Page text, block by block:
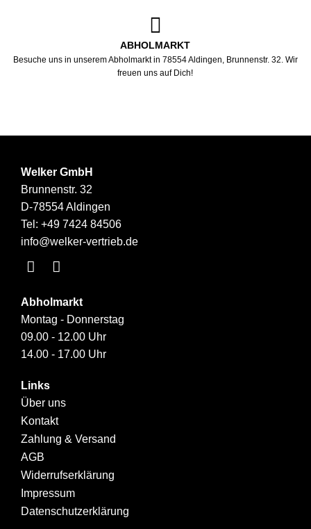
ABHOLMARKT
Besuche uns in unserem Abholmarkt in 78554 Aldingen, Brunnenstr. 32. Wir
freuen uns auf Dich!
Welker GmbH
Brunnenstr. 32
D-78554 Aldingen
Tel: +49 7424 84506
info@welker-vertrieb.de
Abholmarkt
Montag - Donnerstag
09.00 - 12.00 Uhr
14.00 - 17.00 Uhr
Links
Über uns
Kontakt
Zahlung & Versand
AGB
Widerrufserklärung
Impressum
Datenschutzerklärung